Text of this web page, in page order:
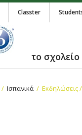
Classter
το σχολείο
Ισπανικά Εκδηλώσεις